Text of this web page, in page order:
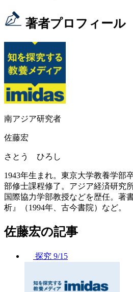
著者プロフィール
南アジア研究者
佐藤宏
さとう ひろし
1943年生まれ。東京大学教養学部
部修士課程修了。アジア経済研究
国際協力学部教授などを歴任。著
析』（1994年、古今書院）など。
佐藤宏の記事
探究 9/15